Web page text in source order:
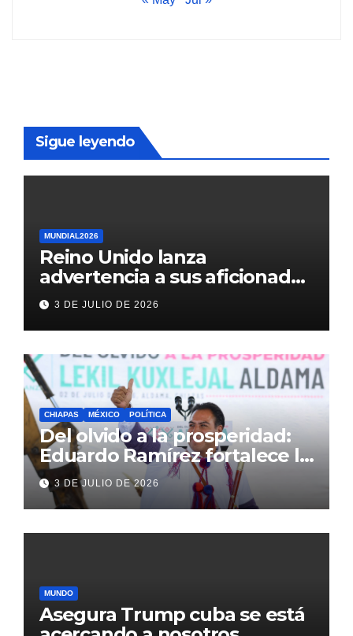
Sigue leyendo
MUNDIAL2026
Reino Unido lanza
advertencia a sus aficionados
antes del México vs
Inglaterra en el Mundial 2026
3 DE JULIO DE 2026
CHIAPAS MÉXICO POLÍTICA
Del olvido a la prosperidad:
Eduardo Ramírez fortalece la
transformación de Aldama
con inversión histórica
3 DE JULIO DE 2026
MUNDO
Asegura Trump cuba se está